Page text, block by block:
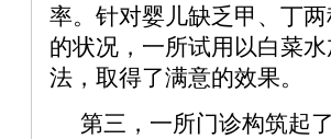
率。针对婴儿缺乏甲、丁
的状况，一所试用以白菜
法，取得了满意的效果。
第三，一所门诊构筑起